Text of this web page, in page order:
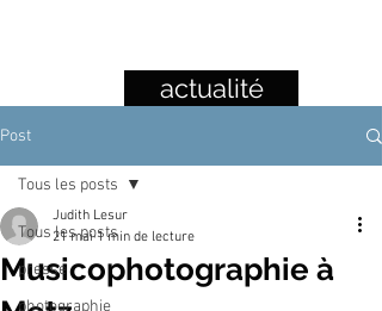
actualité
Post
Tous les posts
presse
photographie
Tous les posts
Musicophotographie à
Judith Lesur
21 mai 1 min de lecture